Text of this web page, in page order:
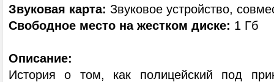
Звуковая карта: Звуковое устройство,
Свободное место на жестком диске: 1 Гб
Описание:
История о том, как полицейский под